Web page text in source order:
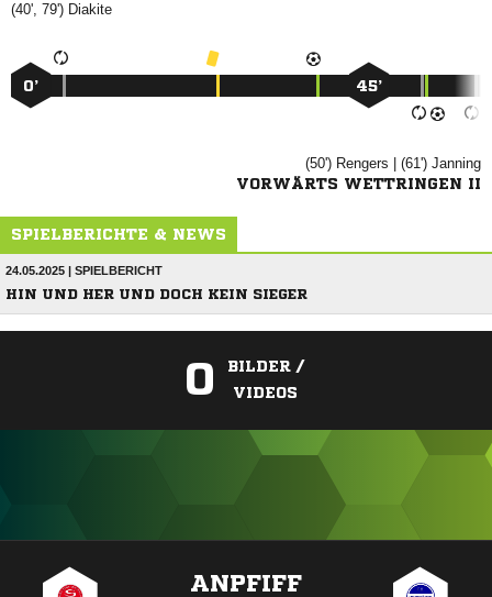
(40', 79') 
0’ 45’
(50')  | (61') 
VORWÄRTS WETTRINGEN II
SPIELBERICHTE & NEWS
24.05.2025 | SPIELBERICHT
HIN UND HER UND DOCH KEIN SIEGER
0
BILDER /
VIDEOS
ANPFIFF